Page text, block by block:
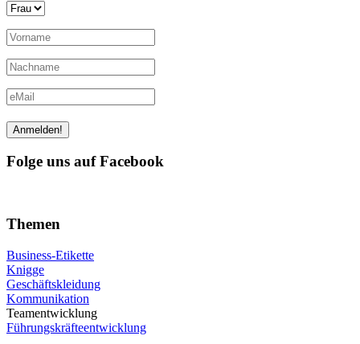
Folge uns auf Facebook
Themen
Business-Etikette
Knigge
Geschäftskleidung
Kommunikation
Teamentwicklung
Führungskräfteentwicklung